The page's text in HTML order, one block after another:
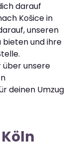
darauf
Košice in
unseren
bieten und ihre
über unsere
deinen Umzug